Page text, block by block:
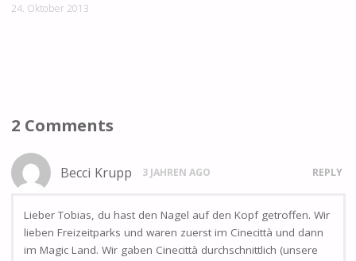
24. Oktober 2013
2 Comments
Becci Krupp 3 JAHREN AGO REPLY
Lieber Tobias, du hast den Nagel auf den Kopf getroffen. Wir
lieben Freizeitparks und waren zuerst im Cinecittà und dann
im Magic Land. Wir gaben Cinecittà durchschnittlich (unsere